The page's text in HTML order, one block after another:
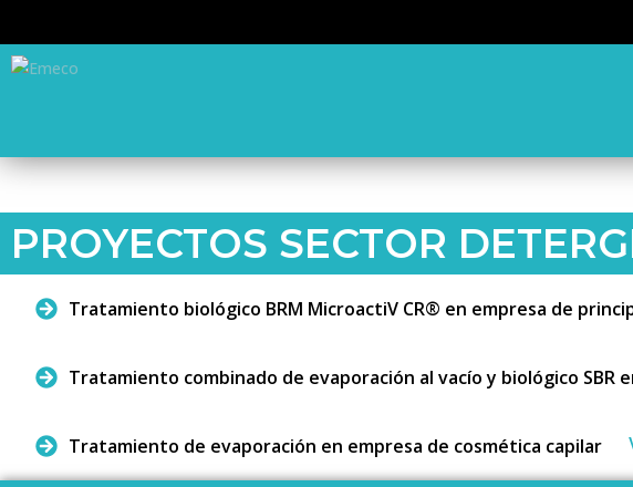
PROYECTOS SECTOR
Tratamiento biológico BRM MicroactiV CR® en empresa de
Tratamiento combinado de evaporación al vacío y biológico SBR
Tratamiento de evaporación en empresa de cosmética capilar